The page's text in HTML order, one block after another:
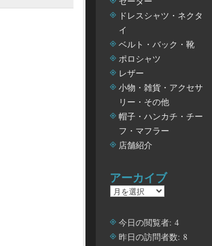
ドレスシャツ・ネクタ
イ
ベルト・バック・靴
ポロシャツ
レザー
小物・雑貨・アクセサ
リー・その他
帽子・ハンカチ・チー
フ・マフラー
店舗紹介
アーカイブ
ア
カ
イ
今日の閲覧者: 4
昨日の訪問者数: 8